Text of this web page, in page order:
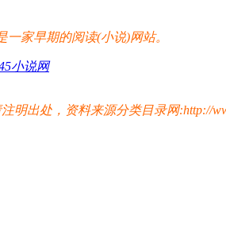
家早期的阅读(小说)网站。
小说网
明出处，资料来源分类目录网:http://